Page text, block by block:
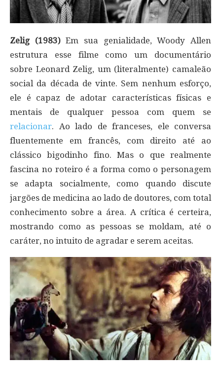
Zelig (1983)Em sua genialidade, Woody Allen
estrutura esse filme como um documentário
sobre Leonard Zelig, um (literalmente) camaleão
social da década de vinte. Sem nenhum esforço,
ele é capaz de adotar características físicas e
mentais de qualquer pessoa com quem se
relacionar. Ao lado de franceses, ele conversa
fluentemente em francês, com direito até ao
clássico bigodinho fino. Mas o que realmente
fascina no roteiro é a forma como o personagem
se adapta socialmente, como quando discute
jargões de medicina ao lado de doutores, com total
conhecimento sobre a área. A crítica é certeira,
mostrando como as pessoas se moldam, até o
caráter, no intuito de agradar e serem aceitas.